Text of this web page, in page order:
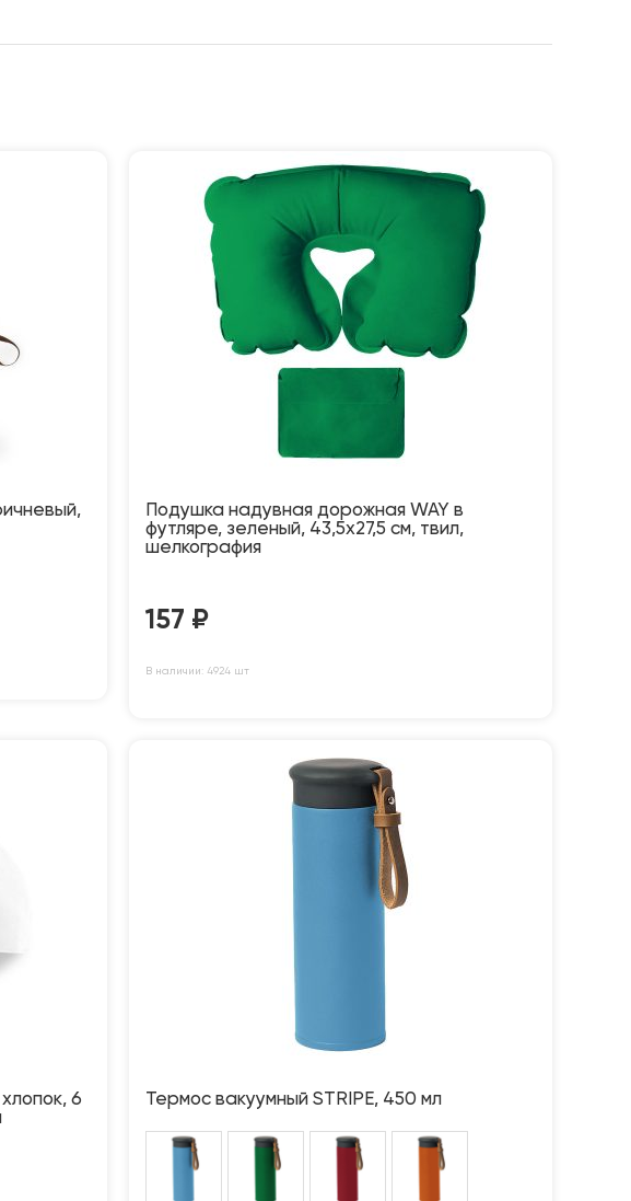
Подушка надувная дорожная WAY в
футляре, зеленый, 43,5х27,5 см, твил,
шелкография
157 ₽
В наличии: 4924 шт
6
Термос вакуумный STRIPE, 450 мл